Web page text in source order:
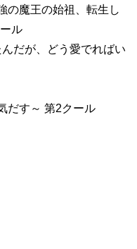
の魔王の始祖、転生し
ル
だが、どう愛でればい
だす～ 第2クール